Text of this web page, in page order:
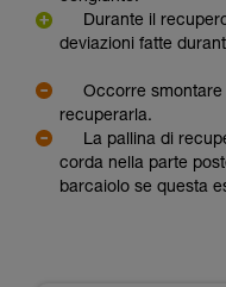
Durante il
deviazioni fatte
Occorre
recuperarla.
La pallina di
corda nella parte
barcaiolo se questa